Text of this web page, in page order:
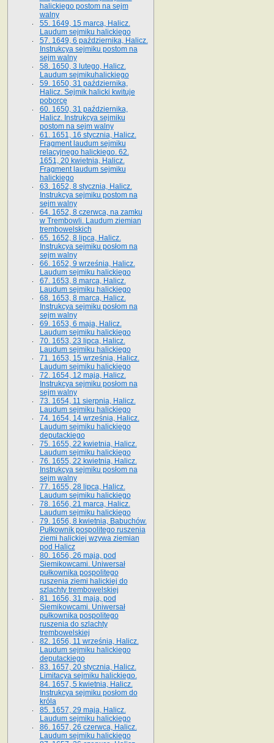
halickiego postom na sejm
walny
55. 1649, 15 marca, Halicz.
Laudum sejmiku halickiego
57. 1649, 6 października, Halicz.
Instrukcya sejmiku postom na
sejm walny
58. 1650, 3 lutego, Halicz.
Laudum sejmikuhalickiego
59. 1650, 31 października,
Halicz. Sejmik halicki kwituje
poborcę
60. 1650, 31 października,
Halicz. Instrukcya sejmiku
postom na sejm walny
61. 1651, 16 stycznia, Halicz.
Fragment laudum sejmiku
relacyjnego halickiego. 62.
1651, 20 kwietnia, Halicz.
Fragment laudum sejmiku
halickiego
63. 1652, 8 stycznia, Halicz.
Instrukcya sejmiku postom na
sejm walny
64. 1652, 8 czerwca, na zamku
w Trembowli. Laudum ziemian
trembowelskich
65. 1652, 8 lipca, Halicz.
Instrukcya sejmiku posłom na
sejm walny
66. 1652, 9 września, Halicz.
Laudum sejmiku halickiego
67. 1653, 8 marca, Halicz.
Laudum sejmiku halickiego
68. 1653, 8 marca, Halicz.
Instrukcya sejmiku posłom na
sejm walny
69. 1653, 6 maja, Halicz.
Laudum sejmiku halickiego
70. 1653, 23 lipca, Halicz.
Laudum sejmiku halickiego
71. 1653, 15 września, Halicz.
Laudum sejmiku halickiego
72. 1654, 12 maja, Halicz.
Instrukcya sejmiku posłom na
sejm walny
73. 1654, 11 sierpnia, Halicz.
Laudum sejmiku halickiego
74. 1654, 14 września, Halicz.
Laudum sejmiku halickiego
deputackiego
75. 1655, 22 kwietnia, Halicz.
Laudum sejmiku halickiego
76. 1655, 22 kwietnia, Halicz.
Instrukcya sejmiku posłom na
sejm walny
77. 1655, 28 lipca, Halicz.
Laudum sejmiku halickiego
78. 1656, 21 marca, Halicz.
Laudum sejmiku halickiego
79. 1656, 8 kwietnia, Babuchów.
Pułkownik pospolitego ruszenia
ziemi halickiej wzywa ziemian
pod Halicz
80. 1656, 26 maja, pod
Siemikowcami. Uniwersał
pułkownika pospolitego
ruszenia ziemi halickiej do
szlachty trembowelskiej
81. 1656, 31 maja, pod
Siemikowcami. Uniwersał
pułkownika pospolitego
ruszenia do szlachty
trembowelskiej
82. 1656, 11 września, Halicz.
Laudum sejmiku halickiego
deputackiego
83. 1657, 20 stycznia, Halicz.
Limitacya sejmiku halickiego.
84. 1657, 5 kwietnia, Halicz.
Instrukcya sejmiku posłom do
króla
85. 1657, 29 maja, Halicz.
Laudum sejmiku halickiego
86. 1657, 26 czerwca, Halicz.
Laudum sejmiku halickiego